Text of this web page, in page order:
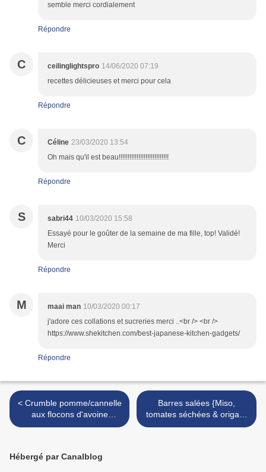
semble merci cordialement
Répondre
C ceilinglightspro 14/06/2020 07:19
recettes délicieuses et merci pour cela
Répondre
C Céline 23/03/2020 13:54
Oh mais qu'il est beau!!!!!!!!!!!!!!!!!!!!!!!!!!!!
Répondre
S sabri44 10/03/2020 15:58
Essayé pour le goûter de la semaine de ma fille, top! Validé!
Merci
Répondre
M maai man 10/03/2020 00:17
j'adore ces collations et sucreries merci ..<br /> <br />
https://www.shekitchen.com/best-japanese-kitchen-gadgets/
Répondre
< Crumble pomme/cannelle
aux flocons d'avoine
#glutenfree #vapeur
Barres salées {Miso,
tomates séchées & origan}
#vegan #glutenfree >
Hébergé par Canalblog